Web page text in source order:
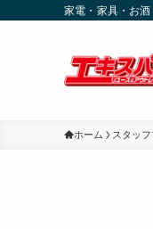
家電・家具・お
ホーム スタッ